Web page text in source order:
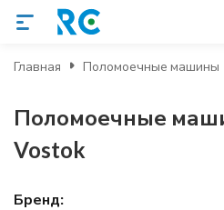
Главная Поломоечные машины
Поломоечные
Vostok
Бренд: